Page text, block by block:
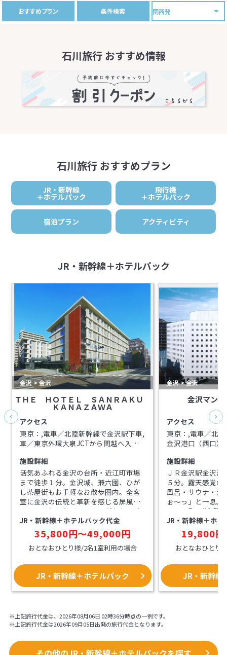
おすすめプラン 条件検索
石川旅行 おすすめ情報
石川旅行 おすすめプラン
JR・新幹線
＋ホテルパック
飛行機
＋ホテルパック
宿泊プラン アクティビティ
JR・新幹線＋ホテルパック
金沢 > 金沢
ＴＨＥ ＨＯＴＥＬ ＳＡＮＲＡＫＵ
ＫＡＮＡＺＡＷＡ
アクセス
東京：,電車／北陸新幹線で金沢駅下車,
車／東京外環大泉JCTから関越へ入り
金沢東IC～一般道約25分,大阪：,電車／
ＪＲ特急サンダーバード＆北陸新幹線
で金沢駅下車,車／吹田ICから京滋バイ
パス経由名神へ。 米原JCTより北陸道
～金沢西IC～一般道約25分
施設詳細
活気あふれる金沢の台所・近江町市場
まで徒歩１分。金沢城、兼六園、ひが
し茶屋街もお手軽なお散歩圏内。全客
室に金沢の伝統と革新を感じる屏風を
モチーフとしたインテリアがあり、バ
スルームにはレインシャワーを備え、
落ちついた時間をお過ごしいただけま
JR・新幹線＋ホテルパック代金
35,800円～49,000円
おとなおひとり様/2名1室利用の場合
JR・新幹線＋ホテルパック
金沢 > 金沢
金沢マン
アクセス
東京：,電車／北
金沢港口（西口）
道に入り、福井方
道８号線を金沢
点を左折し金沢
／北陸新幹線金沢
（西口）より徒歩
道路米原JCTか
富山方面へ～金沢
金沢東IC方面へ
金沢駅西口近く
施設詳細
ＪＲ金沢駅金沢
５分。露天感覚
風呂・サウナ・ジ
ぉ～っ」と一息。
ＯＫ、FreeWi-Fi
浄機設置。
JR・新幹線＋ホ
19,800
おとなおひとり
JR・新幹線
※上記旅行代金は、2026年08月06日 02時36分時点の一例です。
※上記旅行代金は2026年09月05日出発の旅行代金となります。